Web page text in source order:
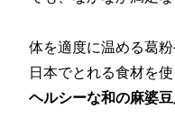
体を適度に温める葛
日本でとれる食材を使
ヘルシーな和の麻婆